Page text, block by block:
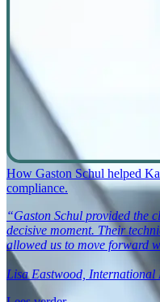
How Gaston Schul helped
compliance.
“Gaston Schul provided the
decisive moment. Their
allowed us to move forward
Lisa Eastwood,